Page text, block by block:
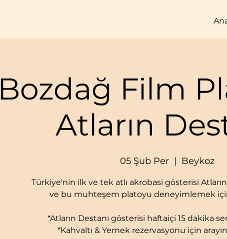
Bozdağ Film
Atların
05 Şub Per
  |
Beykoz
Türkiye'nin ilk ve tek atlı akrobasi gösterisi
ve bu muhteşem platoyu deneyimlemek
*Atların Destanı gösterisi haftaiçi 15 dakika
*Kahvaltı & Yemek rezervasyonu için